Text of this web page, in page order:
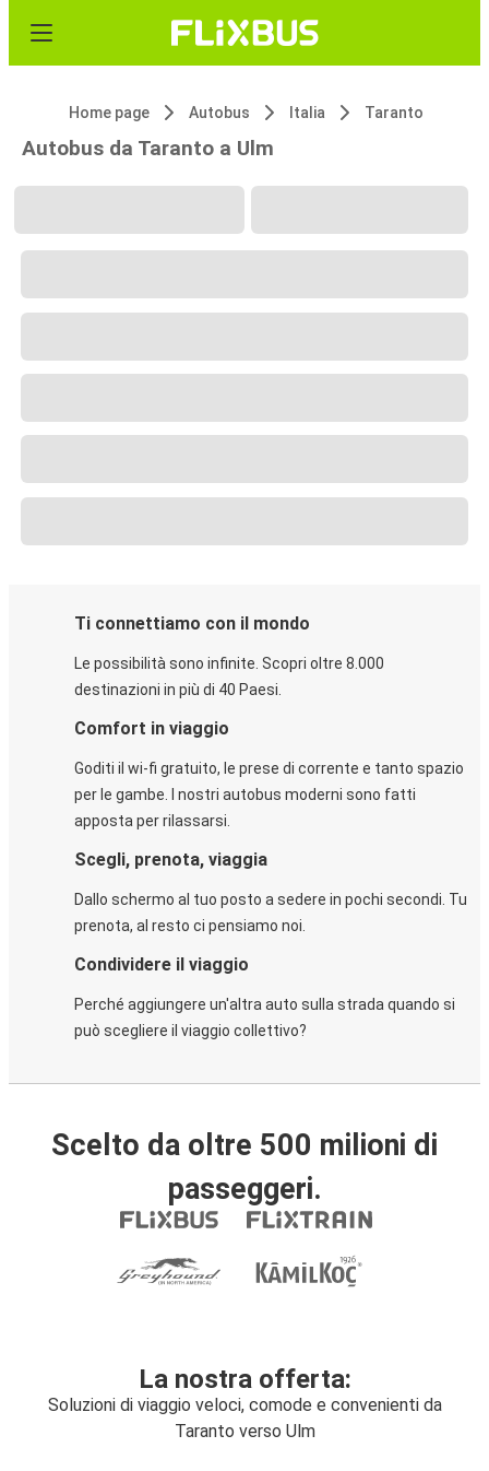
Home page Autobus Italia Taranto
Autobus da Taranto a Ulm
Ti connettiamo con il mondo
Le possibilità sono infinite. Scopri oltre 8.000
destinazioni in più di 40 Paesi.
Comfort in viaggio
Goditi il wi-fi gratuito, le prese di corrente e tanto spazio
per le gambe. I nostri autobus moderni sono fatti
apposta per rilassarsi.
Scegli, prenota, viaggia
Dallo schermo al tuo posto a sedere in pochi secondi. Tu
prenota, al resto ci pensiamo noi.
Condividere il viaggio
Perché aggiungere un'altra auto sulla strada quando si
può scegliere il viaggio collettivo?
Scelto da oltre 500 milioni di
passeggeri.
La nostra offerta:
Soluzioni di viaggio veloci, comode e convenienti da
Taranto verso Ulm